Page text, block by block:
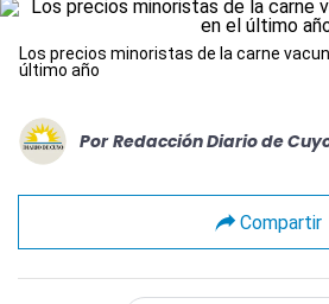
Los precios minoristas de la carne
último año
Por Redacción Diario de
Compartir